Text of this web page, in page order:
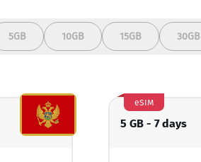
5GB 10GB 15GB 30GB
5 GB - 7 days
eSIM